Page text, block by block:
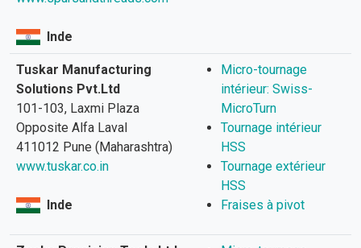
Inde
Tuskar Manufacturing
Solutions Pvt.Ltd
101-103, Laxmi Plaza
Opposite Alfa Laval
411012 Pune (Maharashtra)
www.tuskar.co.in
Inde
Micro-tournage
intérieur: Swiss-
MicroTurn
Tournage intérieur
HSS
Tournage extérieur
HSS
Fraises à pivot